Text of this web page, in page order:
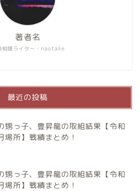
相撲ライター・naotake
著者名
最近の投稿
甥っ子、豊昇龍の取組結果【令和
場所】戦績まとめ！
甥っ子、豊昇龍の取組結果【令和
場所】戦績まとめ！